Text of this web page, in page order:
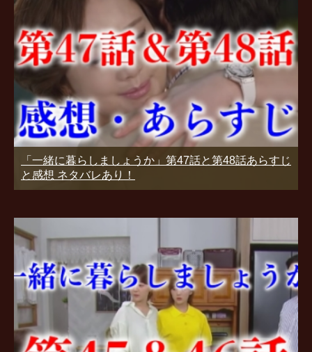
「一緒に暮らしましょうか」第47話と第48話あらすじ
と感想 ネタバレあり！